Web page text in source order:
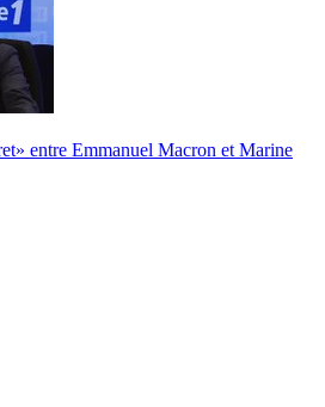
entre Emmanuel Macron et Marine